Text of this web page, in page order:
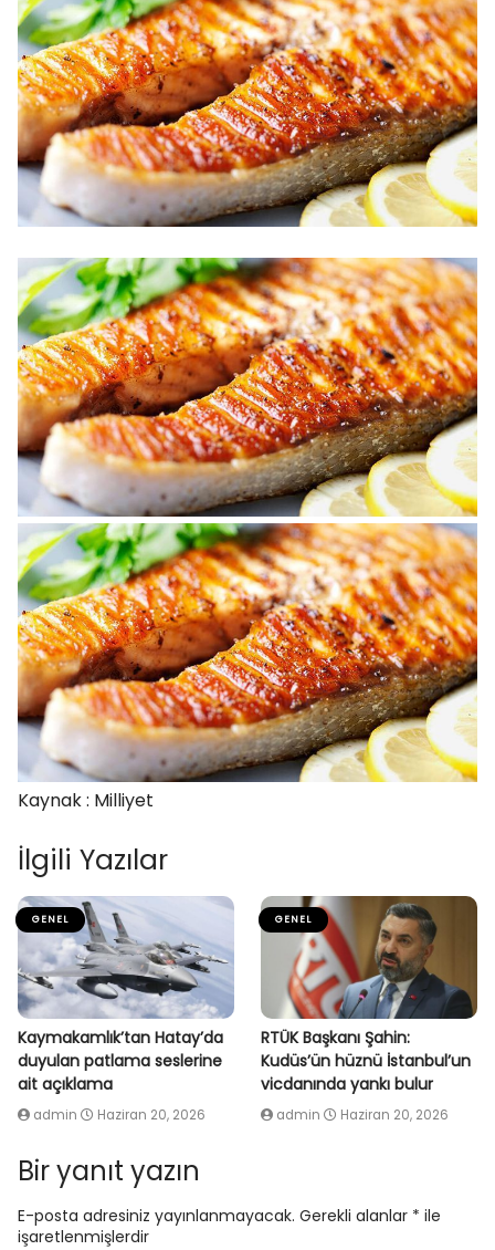
Kaynak : Milliyet
İlgili Yazılar
GENEL
Kaymakamlık’tan Hatay’da
duyulan patlama seslerine
ait açıklama
admin Haziran 20, 2026
GENEL
RTÜK Başkanı Şahin:
Kudüs’ün hüznü İstanbul’un
vicdanında yankı bulur
admin Haziran 20, 2026
Bir yanıt yazın
E-posta adresiniz yayınlanmayacak. Gerekli alanlar * ile
işaretlenmişlerdir